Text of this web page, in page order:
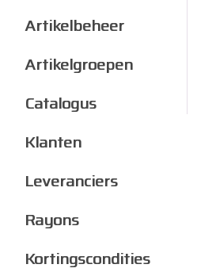
Artikelbeheer
Artikelgroepen
Catalogus
Klanten
Leveranciers
Rayons
Kortingscondities